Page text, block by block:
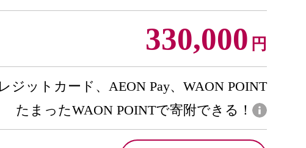
330,000 円
ジットカード、AEON Pay、WAON POINT
たまったWAON POINTで寄附できる！